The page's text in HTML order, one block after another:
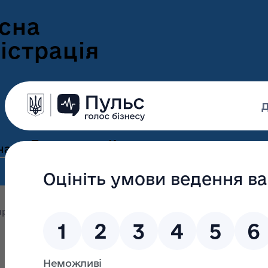
Пресцентр
Оголошення
Фотогалерея
Відеогалерея
Корисна
Інформація для
е-Ветеран
Інформація для
ВПО
Подати е-